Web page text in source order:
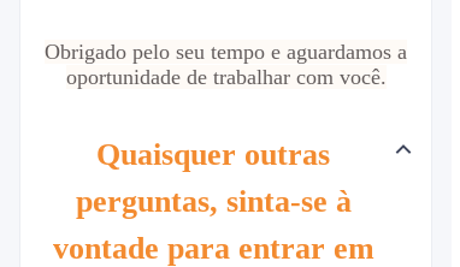
Obrigado pelo seu tempo e aguardamos a
oportunidade de trabalhar com você.
Quaisquer outras
perguntas, sinta-se à
vontade para entrar em